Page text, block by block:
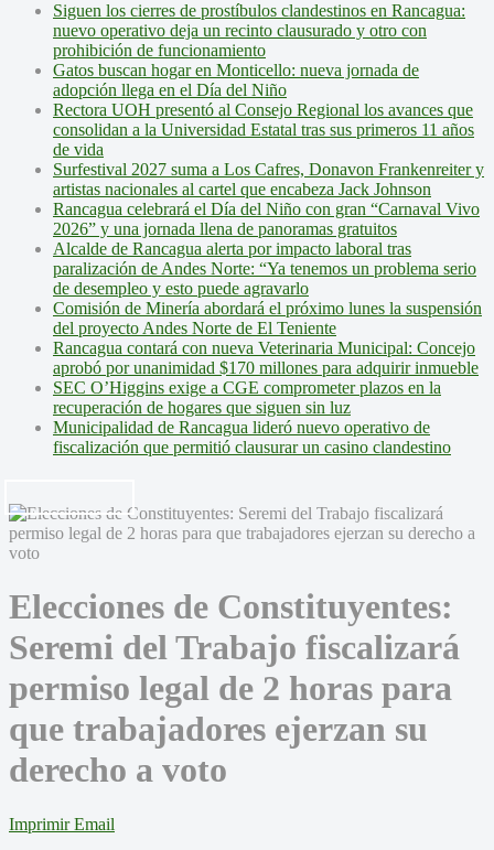
Siguen los cierres de prostíbulos clandestinos en Rancagua:
nuevo operativo deja un recinto clausurado y otro con
prohibición de funcionamiento
Gatos buscan hogar en Monticello: nueva jornada de
adopción llega en el Día del Niño
Rectora UOH presentó al Consejo Regional los avances que
consolidan a la Universidad Estatal tras sus primeros 11 años
de vida
Surfestival 2027 suma a Los Cafres, Donavon Frankenreiter y
artistas nacionales al cartel que encabeza Jack Johnson
Rancagua celebrará el Día del Niño con gran “Carnaval Vivo
2026” y una jornada llena de panoramas gratuitos
Alcalde de Rancagua alerta por impacto laboral tras
paralización de Andes Norte: “Ya tenemos un problema serio
de desempleo y esto puede agravarlo
Comisión de Minería abordará el próximo lunes la suspensión
del proyecto Andes Norte de El Teniente
Rancagua contará con nueva Veterinaria Municipal: Concejo
aprobó por unanimidad $170 millones para adquirir inmueble
SEC O’Higgins exige a CGE comprometer plazos en la
recuperación de hogares que siguen sin luz
Municipalidad de Rancagua lideró nuevo operativo de
fiscalización que permitió clausurar un casino clandestino
Elecciones de Constituyentes:
Seremi del Trabajo fiscalizará
permiso legal de 2 horas para
que trabajadores ejerzan su
derecho a voto
Imprimir Email